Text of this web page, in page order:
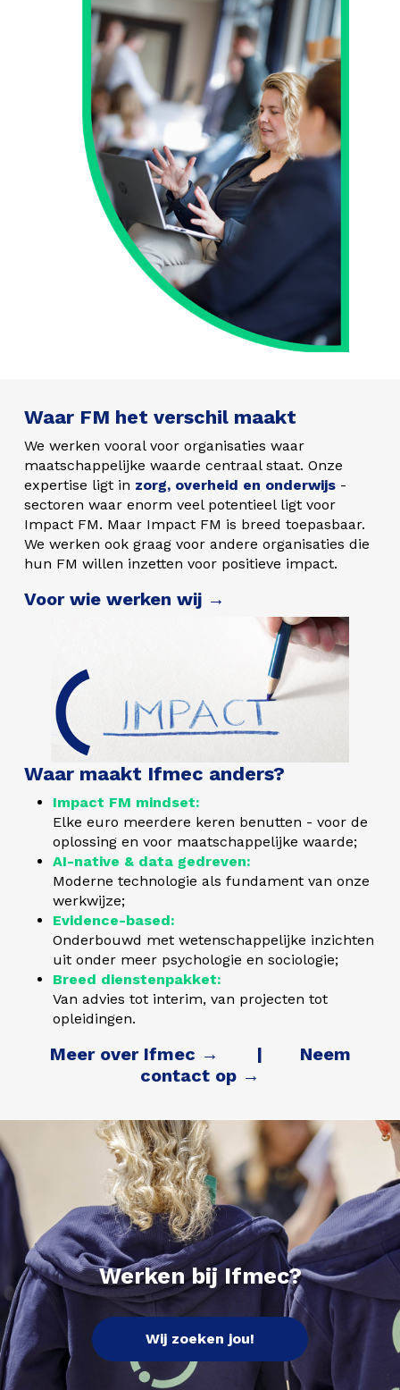
Waar FM het verschil maakt
We werken vooral voor organisaties waar
maatschappelijke waarde centraal staat. Onze
expertise ligt in zorg, overheid en onderwijs -
sectoren waar enorm veel potentieel ligt voor
Impact FM. Maar Impact FM is breed toepasbaar.
We werken ook graag voor andere organisaties die
hun FM willen inzetten voor positieve impact.
Voor wie werken wij →
Waar maakt Ifmec anders?
Impact FM mindset:
Elke euro meerdere keren benutten - voor de
oplossing en voor maatschappelijke waarde;
AI-native & data gedreven:
Moderne technologie als fundament van onze
werkwijze;
Evidence-based:
Onderbouwd met wetenschappelijke inzichten
uit onder meer psychologie en sociologie;
Breed dienstenpakket:
Van advies tot interim, van projecten tot
opleidingen.
Meer over Ifmec → | Neem
contact op →
Werken bij Ifmec?
Wij zoeken jou!